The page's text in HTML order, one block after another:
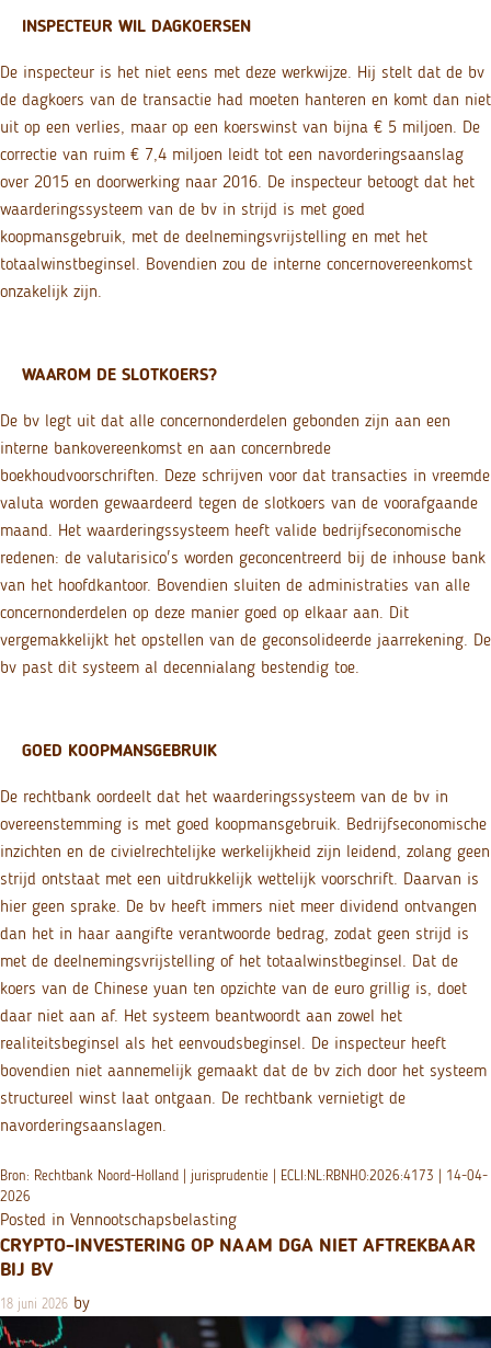
INSPECTEUR WIL DAGKOERSEN
De inspecteur is het niet eens met deze werkwijze. Hij stelt dat de bv
de dagkoers van de transactie had moeten hanteren en komt dan niet
uit op een verlies, maar op een koerswinst van bijna € 5 miljoen. De
correctie van ruim € 7,4 miljoen leidt tot een navorderingsaanslag
over 2015 en doorwerking naar 2016. De inspecteur betoogt dat het
waarderingssysteem van de bv in strijd is met goed
koopmansgebruik, met de deelnemingsvrijstelling en met het
totaalwinstbeginsel. Bovendien zou de interne concernovereenkomst
onzakelijk zijn.
WAAROM DE SLOTKOERS?
De bv legt uit dat alle concernonderdelen gebonden zijn aan een
interne bankovereenkomst en aan concernbrede
boekhoudvoorschriften. Deze schrijven voor dat transacties in vreemde
valuta worden gewaardeerd tegen de slotkoers van de voorafgaande
maand. Het waarderingssysteem heeft valide bedrijfseconomische
redenen: de valutarisico's worden geconcentreerd bij de inhouse bank
van het hoofdkantoor. Bovendien sluiten de administraties van alle
concernonderdelen op deze manier goed op elkaar aan. Dit
vergemakkelijkt het opstellen van de geconsolideerde jaarrekening. De
bv past dit systeem al decennialang bestendig toe.
GOED KOOPMANSGEBRUIK
De rechtbank oordeelt dat het waarderingssysteem van de bv in
overeenstemming is met goed koopmansgebruik. Bedrijfseconomische
inzichten en de civielrechtelijke werkelijkheid zijn leidend, zolang geen
strijd ontstaat met een uitdrukkelijk wettelijk voorschrift. Daarvan is
hier geen sprake. De bv heeft immers niet meer dividend ontvangen
dan het in haar aangifte verantwoorde bedrag, zodat geen strijd is
met de deelnemingsvrijstelling of het totaalwinstbeginsel. Dat de
koers van de Chinese yuan ten opzichte van de euro grillig is, doet
daar niet aan af. Het systeem beantwoordt aan zowel het
realiteitsbeginsel als het eenvoudsbeginsel. De inspecteur heeft
bovendien niet aannemelijk gemaakt dat de bv zich door het systeem
structureel winst laat ontgaan. De rechtbank vernietigt de
navorderingsaanslagen.
Bron: Rechtbank Noord-Holland | jurisprudentie | ECLI:NL:RBNHO:2026:4173 | 14-04-
2026
Posted in Vennootschapsbelasting
CRYPTO-INVESTERING OP NAAM DGA NIET AFTREKBAAR
BIJ BV
18 juni 2026 by